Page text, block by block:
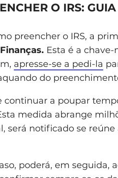
O IRS:
preencher o IRS, a
Esta é a
apresse-se a pedi-la
do
continuar a poupar
medida abrange
será notificado se
poderá, em